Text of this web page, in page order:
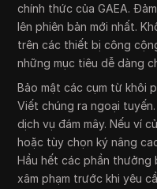
chính thức của GAEA.
lên phiên bản mới nhất.
trên các thiết bị công
những mục tiêu dễ dàng
Bảo mật các cụm từ khôi
Viết chúng ra ngoại
dịch vụ đám mây. Nếu ví
hoặc tùy chọn ký nâng
Hầu hết các phần
xâm phạm trước khi yêu